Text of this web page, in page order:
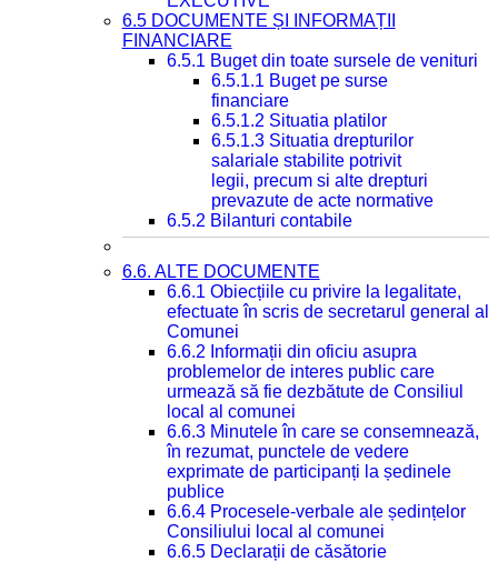
6.5 DOCUMENTE ȘI INFORMAȚII
FINANCIARE
6.5.1 Buget din toate sursele de venituri
6.5.1.1 Buget pe surse
financiare
6.5.1.2 Situatia platilor
6.5.1.3 Situatia drepturilor
salariale stabilite potrivit
legii, precum si alte drepturi
prevazute de acte normative
6.5.2 Bilanturi contabile
6.6. ALTE DOCUMENTE
6.6.1 Obiecțiile cu privire la legalitate,
efectuate în scris de secretarul general al
Comunei
6.6.2 Informații din oficiu asupra
problemelor de interes public care
urmează să fie dezbătute de Consiliul
local al comunei
6.6.3 Minutele în care se consemnează,
în rezumat, punctele de vedere
exprimate de participanți la ședinele
publice
6.6.4 Procesele-verbale ale ședințelor
Consiliului local al comunei
6.6.5 Declarații de căsătorie